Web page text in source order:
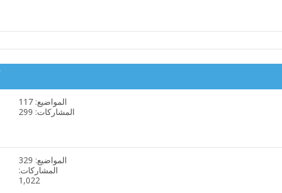
مشاهدة
تغذيات
المواضيع: 117
المشاركات: 299
مشاهدة
تغذيات
المواضيع: 329
المشاركات:
1,022